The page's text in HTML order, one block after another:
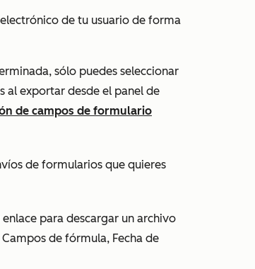
de tu usuario de forma
sólo puedes seleccionar
al exportar desde el panel de
de campos de formulario
de formularios que quieres
para descargar un archivo
de fórmula, Fecha de